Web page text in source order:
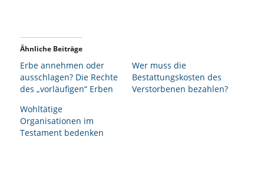
Ähnliche Beiträge
Erbe annehmen oder
ausschlagen? Die Rechte
des „vorläufigen“ Erben
Wer muss die
Bestattungskosten des
Verstorbenen bezahlen?
Wohltätige
Organisationen im
Testament bedenken